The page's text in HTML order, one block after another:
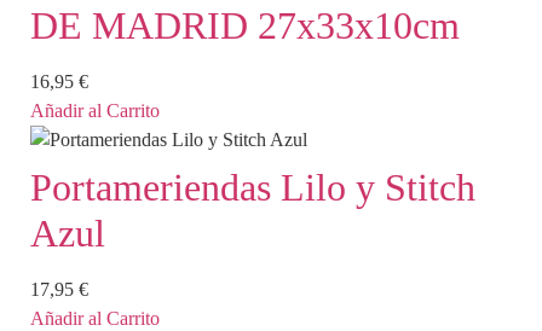
DE MADRID 27x33x10cm
16,95 €
Añadir al Carrito
Portameriendas Lilo y Stitch
Azul
17,95 €
Añadir al Carrito